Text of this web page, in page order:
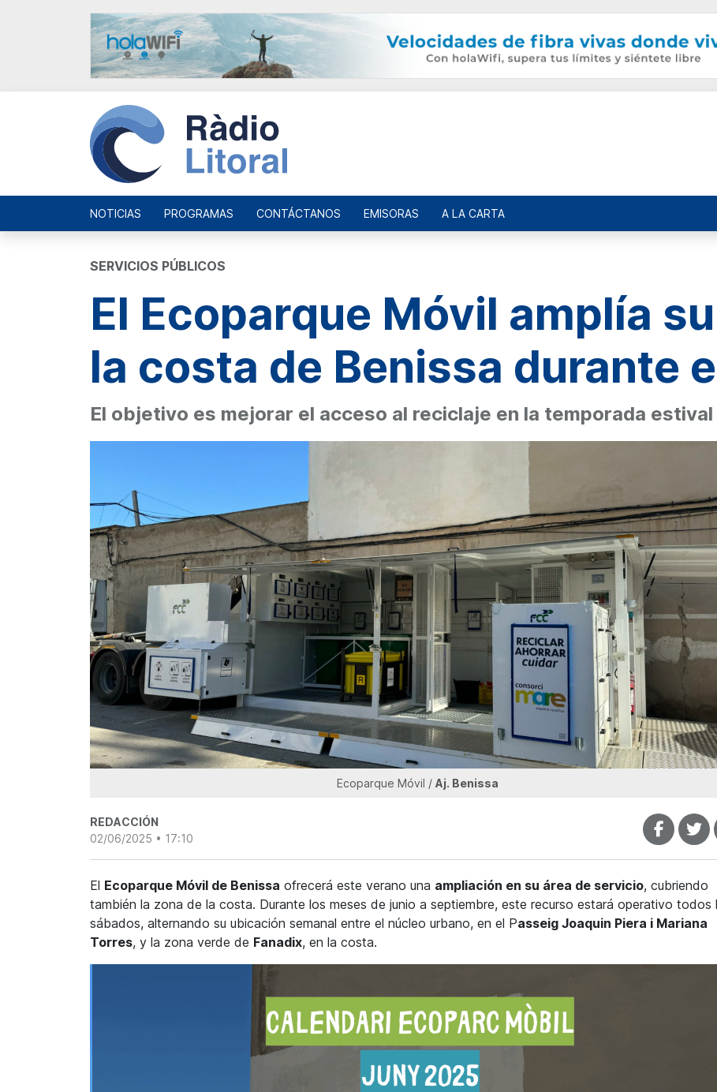
NOTICIAS PROGRAMAS CONTÁCTANOS EMISORAS A LA CARTA
SERVICIOS PÚBLICOS
El Ecoparque Móvil amplía
la costa de Benissa durante
El objetivo es mejorar el acceso al reciclaje en la temporada
Ecoparque Móvil / Aj. Benissa
REDACCIÓN
02/06/2025 • 17:10
El Ecoparque Móvil de Benissa ofrecerá este verano una ampliación en su área de servicio, cubriendo
también la zona de la costa. Durante los meses de junio a septiembre, este recurso estará operativo todos
sábados, alternando su ubicación semanal entre el núcleo urbano, en el Passeig Joaquin Piera i Mariana
Torres, y la zona verde de Fanadix, en la costa.